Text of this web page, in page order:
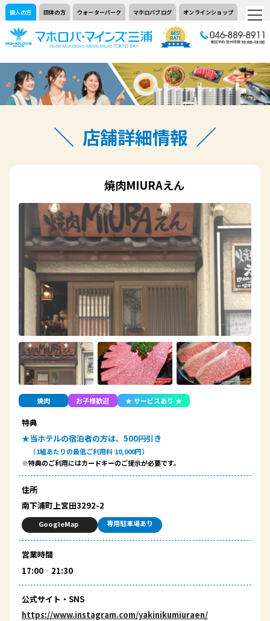
個人の方 団体の方 ウォーターパーク マホロバブログ オンラインショップ
店舗詳細情報
焼肉MIURAえん
焼肉 お子様歓迎 ★サービスあり ★
特典
★当ホテルの宿泊者の方は、500円引き
（1組あたりの最低ご利用料 10,000円）
※特典のご利用にはカードキーのご提示が必要です。
住所
南下浦町上宮田3292-2
GoogleMap 専用駐車場あり
営業時間
17:00‐21:30
公式サイト・SNS
https://www.instagram.com/yakinikumiuraen/